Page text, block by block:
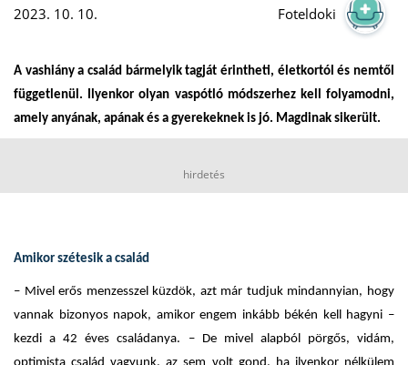
2023. 10. 10. Foteldoki
A vashiány a család bármelyik tagját érintheti, életkortól és nemtől
függetlenül. Ilyenkor olyan vaspótló módszerhez kell folyamodni,
amely anyának, apának és a gyerekeknek is jó. Magdinak sikerült.
hirdetés
Amikor szétesik a család
– Mivel erős menzesszel küzdök, azt már tudjuk mindannyian, hogy
vannak bizonyos napok, amikor engem inkább békén kell hagyni –
kezdi a 42 éves családanya. – De mivel alapból pörgős, vidám,